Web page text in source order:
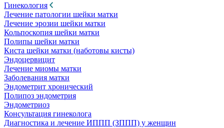
Гинекология
Лечение патологии шейки матки
Лечение эрозии шейки матки
Кольпоскопия шейки матки
Полипы шейки матки
Киста шейки матки (наботовы кисты)
Эндоцервицит
Лечение миомы матки
Заболевания матки
Эндометрит хронический
Полипоз эндометрия
Эндометриоз
Консультация гинеколога
Диагностика и лечение ИППП (ЗППП) у женщин